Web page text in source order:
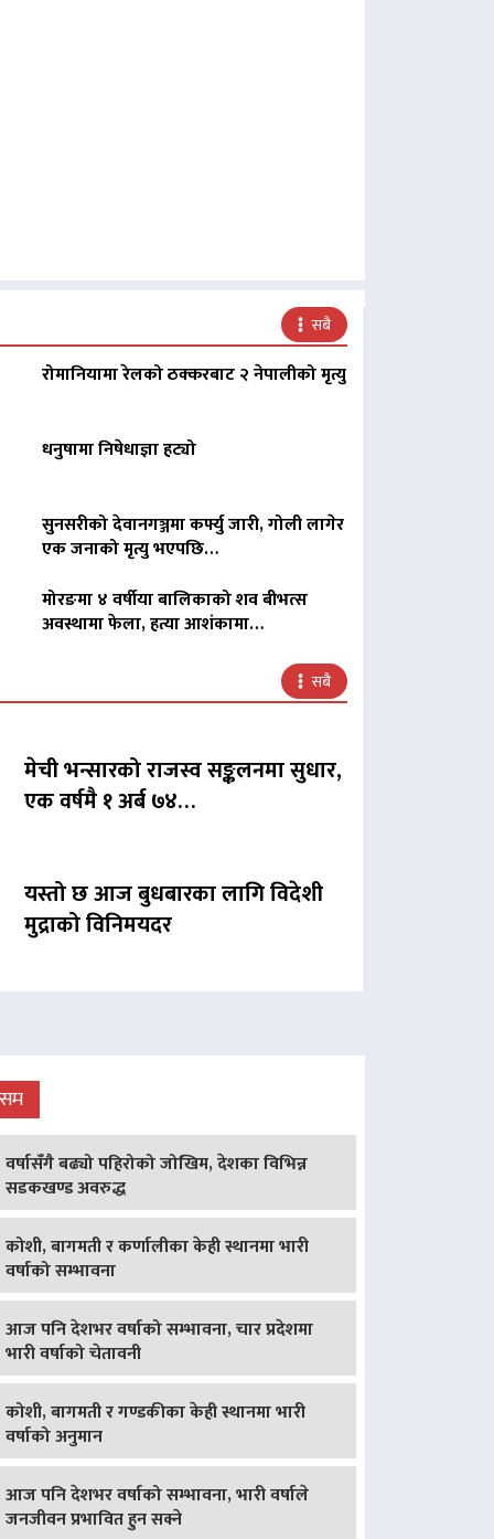
सबै
रोमानियामा रेलको ठक्करबाट २ नेपालीको मृत्यु
धनुषामा निषेधाज्ञा हट्यो
सुनसरीको देवानगञ्जमा कर्फ्यु जारी, गोली लागेर
एक जनाको मृत्यु भएपछि…
मोरङमा ४ वर्षीया बालिकाको शव बीभत्स
अवस्थामा फेला, हत्या आशंकामा…
सबै
मेची भन्सारको राजस्व सङ्कलनमा सुधार,
एक वर्षमै १ अर्ब ७४…
यस्तो छ आज बुधबारका लागि विदेशी
मुद्राको विनिमयदर
वर्षासँगै बढ्यो पहिरोको जोखिम, देशका विभिन्न
सडकखण्ड अवरुद्ध
कोशी, बागमती र कर्णालीका केही स्थानमा भारी
वर्षाको सम्भावना
आज पनि देशभर वर्षाको सम्भावना, चार प्रदेशमा
भारी वर्षाको चेतावनी
कोशी, बागमती र गण्डकीका केही स्थानमा भारी
वर्षाको अनुमान
आज पनि देशभर वर्षाको सम्भावना, भारी वर्षाले
जनजीवन प्रभावित हुन सक्ने